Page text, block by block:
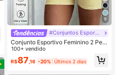
9
#Conjuntos Esportivos
Conjunto Esportivo Feminino 2 Peç
as Verão Sexy Regata com Busto A
colchoado & Shorts de Cintura Alta
com Bolsos, Adequado para Yoga,
100+ vendido
R$87 ,16 -20% Últimos 2 dias